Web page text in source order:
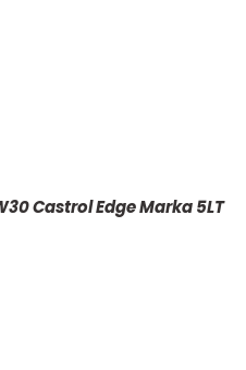
Castrol Edge Marka 5LT